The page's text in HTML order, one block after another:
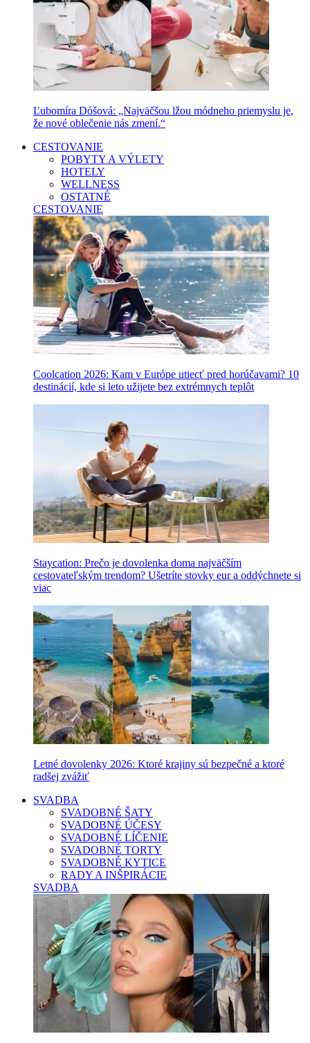
Ľubomíra Dóšová: „Najväčšou lžou módneho priemyslu je,
že nové oblečenie nás zmení.“
CESTOVANIE
POBYTY A VÝLETY
HOTELY
WELLNESS
OSTATNÉ
CESTOVANIE
Coolcation 2026: Kam v Európe utiecť pred horúčavami? 10
destinácií, kde si leto užijete bez extrémnych teplôt
Staycation: Prečo je dovolenka doma najväčším
cestovateľským trendom? Ušetríte stovky eur a oddýchnete si
viac
Letné dovolenky 2026: Ktoré krajiny sú bezpečné a ktoré
radšej zvážiť
SVADBA
SVADOBNÉ ŠATY
SVADOBNÉ ÚČESY
SVADOBNÉ LÍČENIE
SVADOBNÉ TORTY
SVADOBNÉ KYTICE
RADY A INŠPIRÁCIE
SVADBA